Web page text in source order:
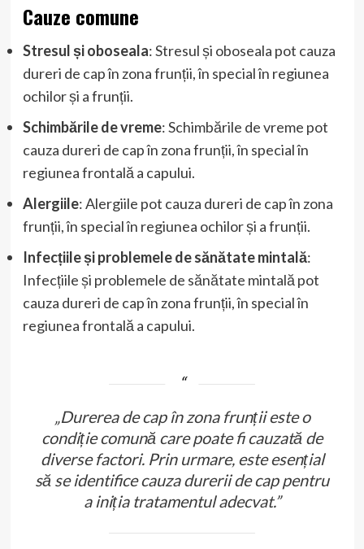
Cauze comune
Stresul și oboseala: Stresul și oboseala pot cauza
dureri de cap în zona frunții, în special în regiunea
ochilor și a frunții.
Schimbările de vreme: Schimbările de vreme pot
cauza dureri de cap în zona frunții, în special în
regiunea frontală a capului.
Alergiile: Alergiile pot cauza dureri de cap în zona
frunții, în special în regiunea ochilor și a frunții.
Infecțiile și problemele de sănătate mintală:
Infecțiile și problemele de sănătate mintală pot
cauza dureri de cap în zona frunții, în special în
regiunea frontală a capului.
„Durerea de cap în zona frunții este o
condiție comună care poate fi cauzată de
diverse factori. Prin urmare, este esențial
să se identifice cauza durerii de cap pentru
a iniția tratamentul adecvat.”